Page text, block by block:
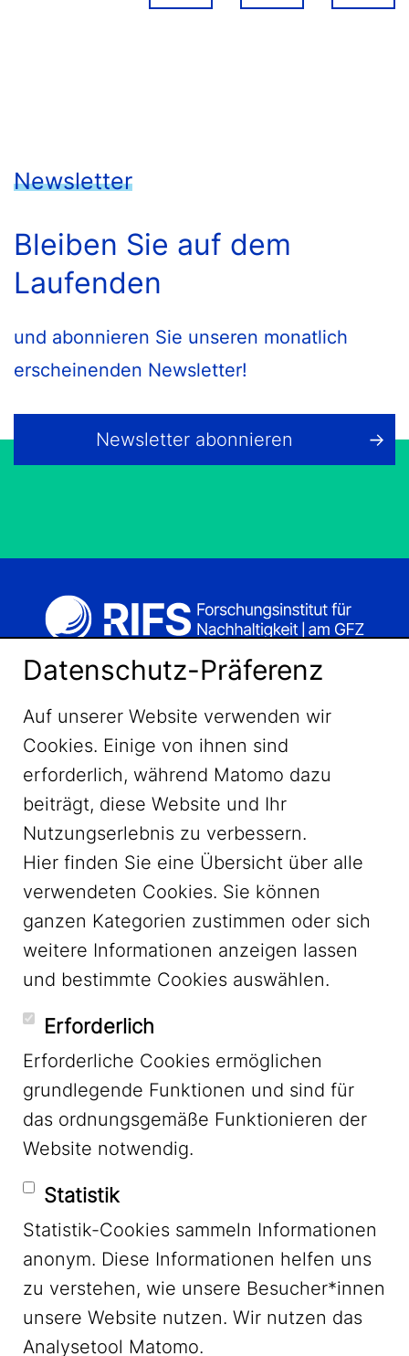
Newsletter
Bleiben Sie auf dem
Laufenden
und abonnieren Sie unseren monatlich
erscheinenden Newsletter!
Newsletter abonnieren
LinkedIn
YouTube
Mastodon
Footer Menu Impressum
Datenschutz-Präferenz
Auf unserer Website verwenden wir
Cookies. Einige von ihnen sind
erforderlich, während Matomo dazu
beiträgt, diese Website und Ihr
Nutzungserlebnis zu verbessern.
Hier finden Sie eine Übersicht über alle
verwendeten Cookies. Sie können
ganzen Kategorien zustimmen oder sich
weitere Informationen anzeigen lassen
und bestimmte Cookies auswählen.
Erforderlich
Erforderliche Cookies ermöglichen
grundlegende Funktionen und sind für
das ordnungsgemäße Funktionieren der
Website notwendig.
Statistik
Statistik-Cookies sammeln Informationen
anonym. Diese Informationen helfen uns
zu verstehen, wie unsere Besucher*innen
unsere Website nutzen. Wir nutzen das
Analysetool Matomo.